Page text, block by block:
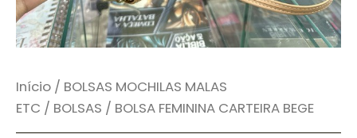
Início / BOLSAS MOCHILAS MALAS
ETC / BOLSAS / BOLSA FEMININA CARTEIRA BEGE